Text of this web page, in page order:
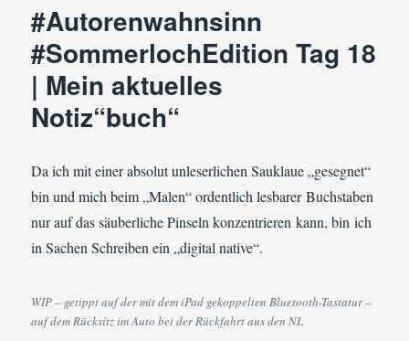
19
Hot!
Ein
heißes
Zitat
#Autorenwahnsinn
#SommerlochEdition Tag 18
| Mein aktuelles
Notiz“buch“
Da ich mit einer absolut unleserlichen Sauklaue „gesegnet“
bin und mich beim „Malen“ ordentlich lesbarer Buchstaben
nur auf das säuberliche Pinseln konzentrieren kann, bin ich
in Sachen Schreiben ein „digital native“.
WIP – getippt auf der mit dem iPad gekoppelten Bluetooth-Tastatur –
auf dem Rücksitz im Auto bei der Rückfahrt aus den NL